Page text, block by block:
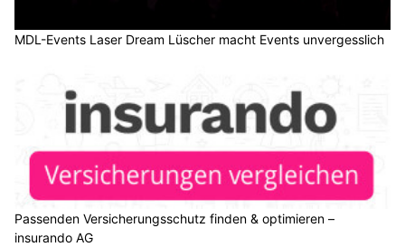
MDL-Events Laser Dream Lüscher macht Events unvergesslich
Passenden Versicherungsschutz finden & optimieren –
insurando AG